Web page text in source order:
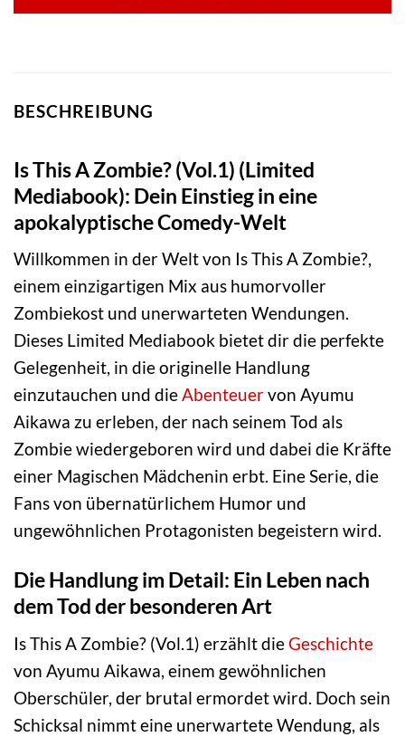
BESCHREIBUNG
Is This A Zombie? (Vol.1) (Limited
Mediabook): Dein Einstieg in eine
apokalyptische Comedy-Welt
Willkommen in der Welt von Is This A Zombie?,
einem einzigartigen Mix aus humorvoller
Zombiekost und unerwarteten Wendungen.
Dieses Limited Mediabook bietet dir die perfekte
Gelegenheit, in die originelle Handlung
einzutauchen und dieAbenteuervon Ayumu
Aikawa zu erleben, der nach seinem Tod als
Zombie wiedergeboren wird und dabei die Kräfte
einer Magischen Mädchenin erbt. Eine Serie, die
Fans von übernatürlichem Humor und
ungewöhnlichen Protagonisten begeistern wird.
Die Handlung im Detail: Ein Leben nach
dem Tod der besonderen Art
Is This A Zombie? (Vol.1) erzählt dieGeschichte
von Ayumu Aikawa, einem gewöhnlichen
Oberschüler, der brutal ermordet wird. Doch sein
Schicksal nimmt eine unerwartete Wendung, als